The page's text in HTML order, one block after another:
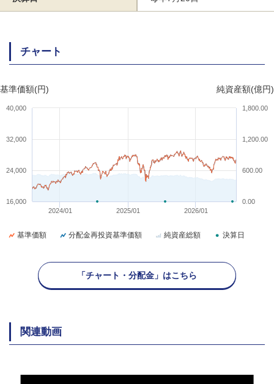
チャート
基準価額(円) 純資産額(億円)
2024/01 2025/01 2026/01
16,000
24,000
32,000
40,000
0.00
600.00
1,200.00
1,800.00
基準価額 分配金再投資基準価額 純資産総額 決算日
「チャート・分配金」はこちら
関連動画